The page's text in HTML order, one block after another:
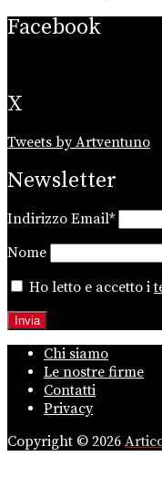
Facebook
X
Tweets by Artventuno
Newsletter
Indirizzo Email*
Nome
Ho letto e accetto i
Chi siamo
Le nostre firme
Contatti
Privacy
Copyright © 2026